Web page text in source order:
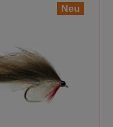
Neu